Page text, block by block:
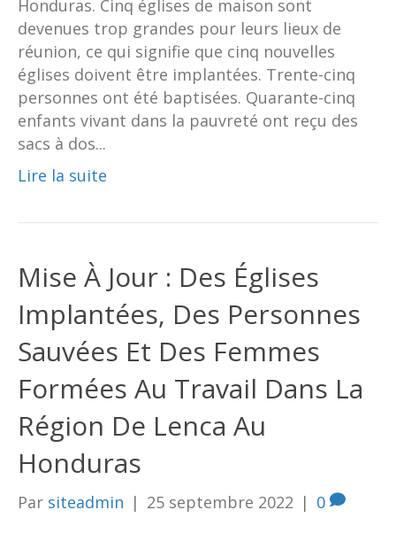
Honduras. Cinq églises de maison sont
devenues trop grandes pour leurs lieux de
réunion, ce qui signifie que cinq nouvelles
églises doivent être implantées. Trente-cinq
personnes ont été baptisées. Quarante-cinq
enfants vivant dans la pauvreté ont reçu des
sacs à dos...
Lire la suite
Mise À Jour : Des Églises
Implantées, Des Personnes
Sauvées Et Des Femmes
Formées Au Travail Dans La
Région De Lenca Au
Honduras
Par siteadmin | 25 septembre 2022 | 0